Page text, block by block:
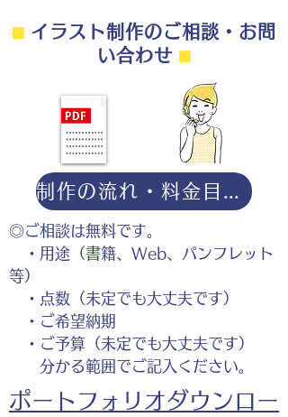
⬛︎イラスト制作のご相談・お問
い合わせ ⬛︎
◎ご相談は無料です。
・用途（書籍、Web、パンフレット
等）
・点数（未定でも大丈夫です）
・ご希望納期
・ご予算（未定でも大丈夫です）
分かる範囲でご記入ください。
ポートフォリオダウンロー